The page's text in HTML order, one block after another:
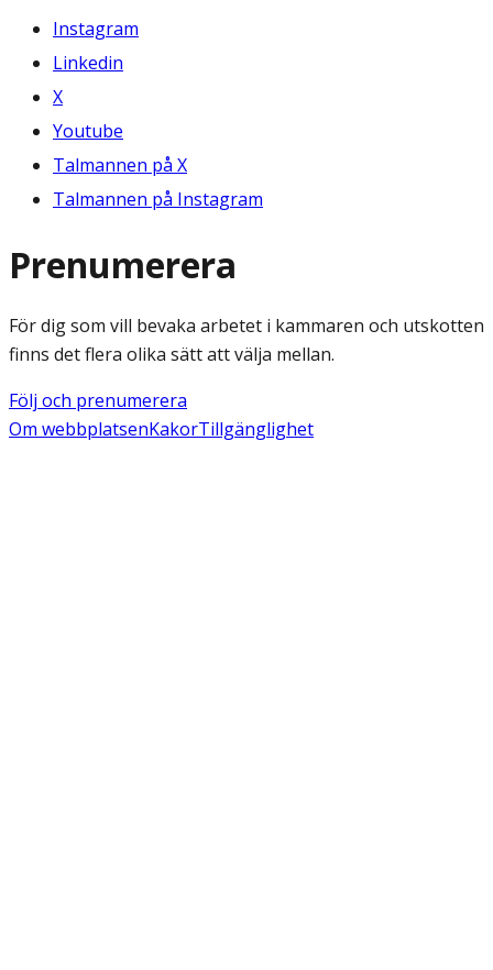
Instagram
Linkedin
X
Youtube
Talmannen på X
Talmannen på Instagram
Prenumerera
För dig som vill bevaka arbetet i kammaren och utskotten
finns det flera olika sätt att välja mellan.
Följ och prenumerera
Om webbplatsenKakorTillgänglighet